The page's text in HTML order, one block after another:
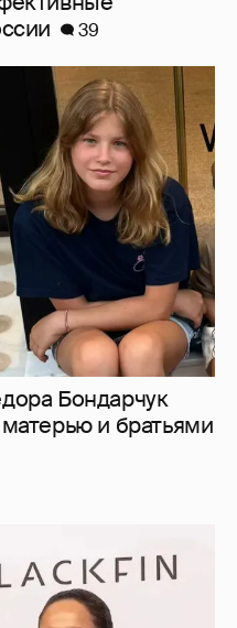
Бондарчук
и братьями
вышли в свет